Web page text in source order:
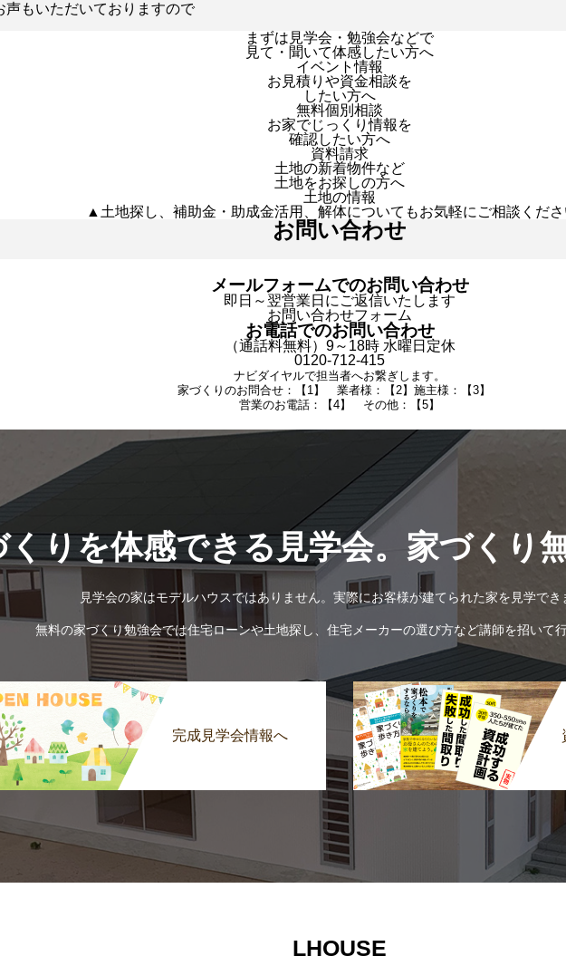
声もいただいておりますので
まずは見学会・勉強会などで
見て・聞いて体感したい方へ
イベント情報
お見積りや資金相談を
したい方へ
無料個別相談
お家でじっくり情報を
確認したい方へ
資料請求
土地の新着物件など
土地をお探しの方へ
土地の情報
▲土地探し、補助金・助成金活用、解体についてもお気軽にご相談くださ
お問い合わせ
メールフォームでのお問い合わせ
即日～翌営業日にご返信いたします
お問い合わせフォーム
お電話でのお問い合わせ
（通話料無料）9～18時 水曜日定休
0120-712-415
ナビダイヤルで担当者へお繋ぎします。
家づくりのお問合せ：【1】 業者様：【2】施主様：【3】
営業のお電話：【4】 その他：【5】
りを体感できる見学会。家づくり
見学会の家はモデルハウスではありません。実際にお客様が建てられた家を見学でき
無料の家づくり勉強会では住宅ローンや土地探し、住宅メーカーの選び方など講師を招いて行
完成見学会情報へ
LHOUSE